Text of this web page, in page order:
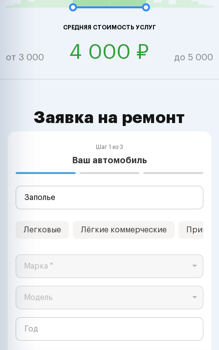
СРЕДНЯЯ СТОИМОСТЬ УСЛУГ
от 3 000 4 000 ₽ до 5 000
Заявка на ремонт
Шаг 1 из 3
Ваш автомобиль
Легковые Лёгкие коммерческие
Марка *
Модель